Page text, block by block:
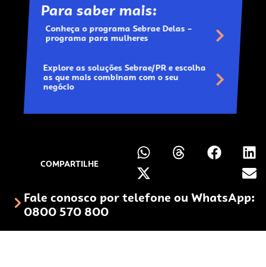
Para saber mais:
Conheça o programa Sebrae Delas –
programa para mulheres
Explore as soluções Sebrae/PR e escolha
as que mais combinam com o seu
negócio
COMPARTILHE
Fale conosco por telefone ou WhatsApp:
0800 570 800